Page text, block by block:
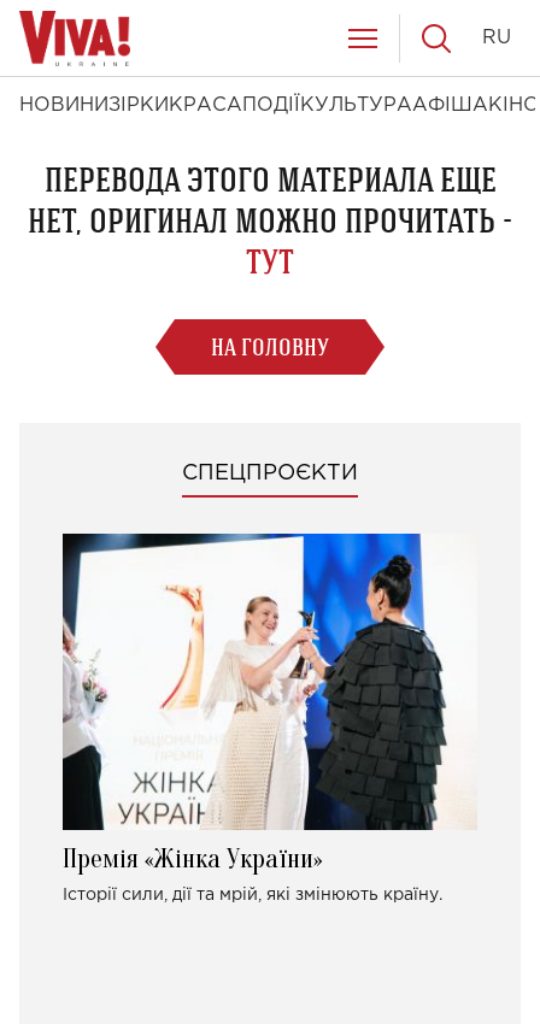
НОВИНИ ЗІРКИ КРАСА ПОДІЇ КУЛЬТУРААФІША КІНО
RU
ПЕРЕВОДА ЭТОГО МАТЕРИАЛА ЕЩЕ
НЕТ, ОРИГИНАЛ МОЖНО ПРОЧИТАТЬ -
ТУТ
НА ГОЛОВНУ
СПЕЦПРОЄКТИ
Премія «Жінка України»
Історії сили, дії та мрій, які змінюють країну.